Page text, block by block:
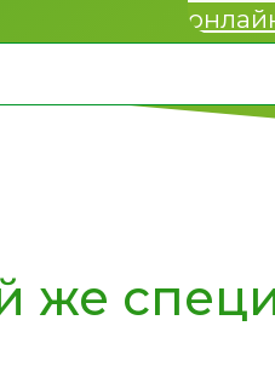
же